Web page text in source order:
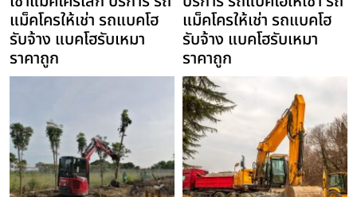
แม็คโครให้เช่า รถแบคโฮ
รับจ้าง แบคโฮรับเหมา
ราคาถูก
แม็คโครให้เช่า รถแบคโฮ
รับจ้าง แบคโฮรับเหมา
ราคาถูก